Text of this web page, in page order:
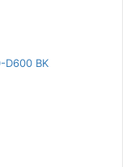
D600 BK